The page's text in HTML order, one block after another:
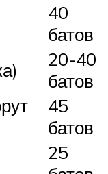
40
батов
20-40
батов
45
батов
25